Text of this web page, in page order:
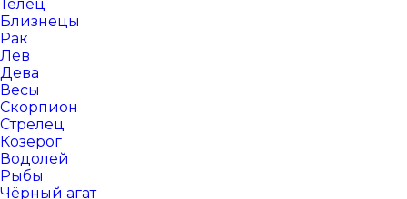
Телец
Близнецы
Рак
Лев
Дева
Весы
Скорпион
Стрелец
Козерог
Водолей
Рыбы
Чёрный агат